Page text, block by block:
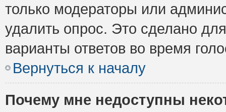
только модераторы или
удалить опрос. Это сделано
варианты ответов во время
Вернуться к началу
Почему мне недоступны